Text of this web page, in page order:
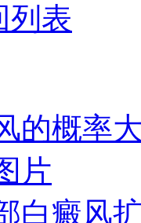
列表
的概率
片
白癜风